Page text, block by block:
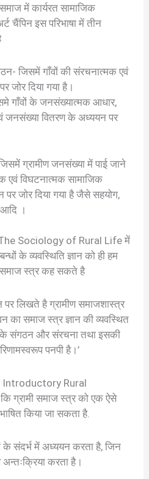
में कार्यरत सामाजिक
चैंपिन इस परिभाषा में तीन
जिसमें गाँवों की संरचनात्मक एवं
जोर दिया गया है।
गाँवों के जनसंख्यात्मक आधार,
जनसंख्या वितरण के अध्ययन पर
ग्रामीण जनसंख्या में पाई जाने
एवं विघटनात्मक सामाजिक
जोर दिया गया है जैसे सहयोग,
आदि ।
Sociology of Rural Life में
के व्यवस्थिति ज्ञान को ही हम
समाज स्त्र कह सकते है
लिखते है ग्रामीण समाजशास्त्र
का समाज स्त्र ज्ञान की व्यवस्थित
संगठन और संरचना तथा इसकी
पनपी है।’
Introductory Rural
ग्रामी समाज स्त्र को एक ऐसे
किया जा सकता है.
के संदर्भ में अध्ययन करता है, जिन
करता है।